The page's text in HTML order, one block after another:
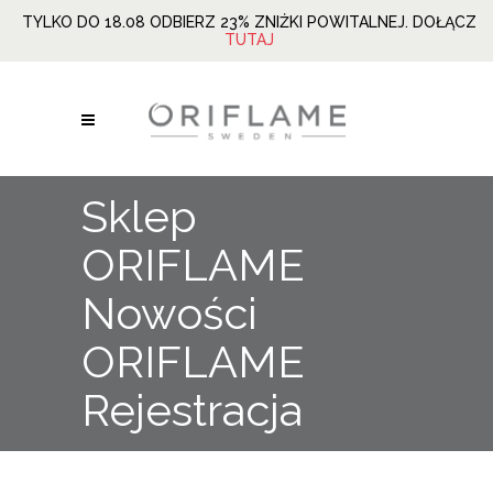
TYLKO DO 18.08 ODBIERZ 23% ZNIŻKI POWITALNEJ. DOŁĄCZ
TUTAJ
Sklep
ORIFLAME
Nowości
ORIFLAME
Rejestracja